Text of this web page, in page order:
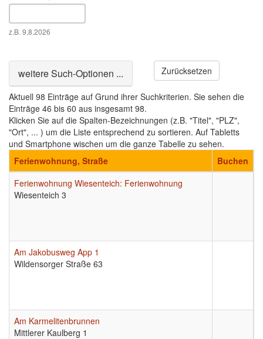
Datum
z.B. 9.8.2026
Ausblenden
weitere Such-Optionen ... Zurücksetzen
Aktuell 98 Einträge auf Grund ihrer Suchkriterien. Sie sehen die
Einträge 46 bis 60 aus insgesamt 98.
Klicken Sie auf die Spalten-Bezeichnungen (z.B. "Titel", "PLZ",
"Ort", ... ) um die Liste entsprechend zu sortieren. Auf Tabletts
und Smartphone wischen um die ganze Tabelle zu sehen.
Ferienwohnung, Straße
Buchen
Ferienwohnung Wiesenteich: Ferienwohnung
Wiesenteich 3
Am Jakobusweg App 1
Wildensorger Straße 63
Am Karmelitenbrunnen
Mittlerer Kaulberg 1